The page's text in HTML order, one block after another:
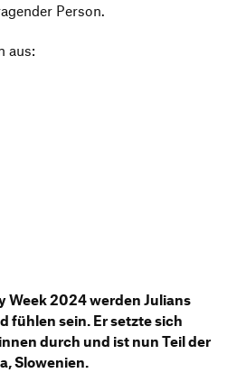
Person.
aus:
Week 2024 werden Julians
fühlen sein. Er setzte sich
durch und ist nun Teil der
Slowenien.